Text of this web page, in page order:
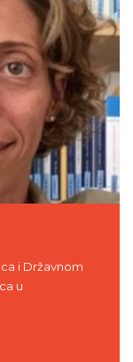
i Državnom
u